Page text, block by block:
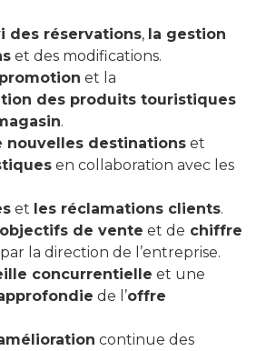
des réservations, la gestion
et des modifications.
et la
des produits touristiques
.
nouvelles destinations et
en collaboration avec les
et les réclamations clients.
de vente et de chiffre
la direction de l’entreprise.
concurrentielle et une
de l’offre
continue des